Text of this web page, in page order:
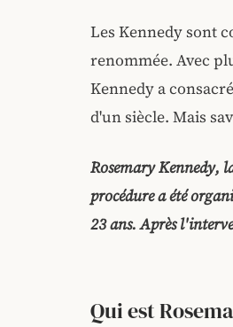
Les Kennedy sont
renommée. Avec
Kennedy a
d'un siècle. Mais
Rosemary Kennedy,
procédure a été
23 ans. Après
Qui est